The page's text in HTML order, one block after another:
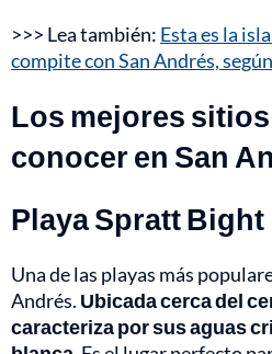
>>> Lea también: Esta es la
compite con San Andrés,
Los mejores
conocer en San
Playa Spratt Bight
Una de las playas más
Andrés. Ubicada cerca del
caracteriza por sus aguas